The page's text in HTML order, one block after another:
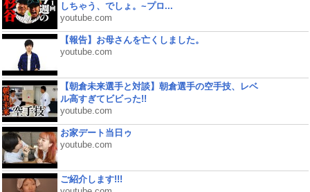
しちゃう、でしょ。~プロ...
youtube.com
【報告】お母さんを亡くしました。
youtube.com
【朝倉未来選手と対談】朝倉選手の空手技、レベ
ル高すぎてビビった!!
youtube.com
お家デート当日ゥ
youtube.com
ご紹介します!!!